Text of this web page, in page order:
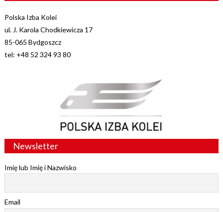
Polska Izba Kolei
ul. J. Karola Chodkiewicza 17
85-065 Bydgoszcz
tel: +48 52 324 93 80
Newsletter
Imię lub Imię i Nazwisko
Email